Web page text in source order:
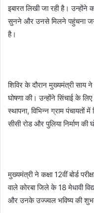
इबारत लिखी जा रही है। उन्होंने
सुनने और उनसे मिलने पहुंचना
है।
शिविर के दौरान मुख्यमंत्री साय
घोषणा की। उन्होंने सिंचाई के
स्थापना, विभिन्न ग्राम
सीसी रोड और पुलिया निर्माण की
मुख्यमंत्री ने कक्षा 12वीं बोर्ड
वाले कोरबा जिले के 18 मेधावी
और उनके उज्ज्वल भविष्य की